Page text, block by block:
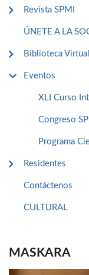
Revista SPMI
ÚNETE A LA
Biblioteca Virtual
Eventos
XLI Curso
Congreso
Programa
Residentes
Contáctenos
CULTURAL
MASKARA